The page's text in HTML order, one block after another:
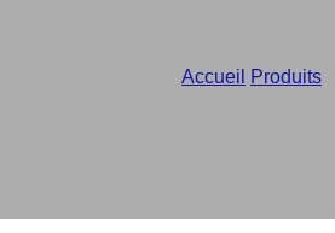
Accueil Produits/